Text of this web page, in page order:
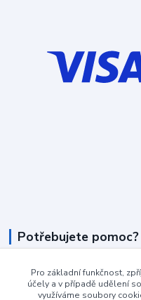
Potřebujete pomoc?
+420 604 990 800
po-pá 8:15 - 17:00 hod
Pro základní funkčnost,
účely a v případě udělení
využíváme soubory